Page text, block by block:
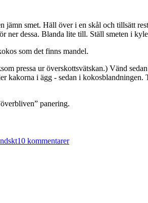
smet. Häll över i en skål och tillsätt
dessa. Blanda lite till. Ställ smeten i
som det finns mandel.
pressa ur överskottsvätskan.) Vänd
i ägg - sedan i kokosblandningen.
panering.
10 kommentarer